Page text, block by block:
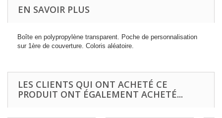
EN SAVOIR PLUS
Boîte en polypropylène transparent. Poche de personnalisation
sur 1ère de couverture. Coloris aléatoire.
LES CLIENTS QUI ONT ACHETÉ CE
PRODUIT ONT ÉGALEMENT ACHETÉ...